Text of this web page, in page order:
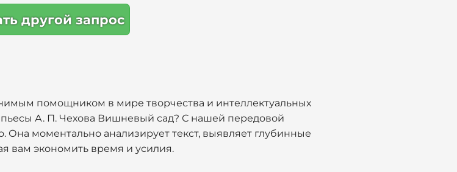
другой запрос
помощником в мире творчества и интеллектуальных
пьесы А. П. Чехова Вишневый сад? С нашей передовой
Она моментально анализирует текст, выявляет глубинные
вам экономить время и усилия.